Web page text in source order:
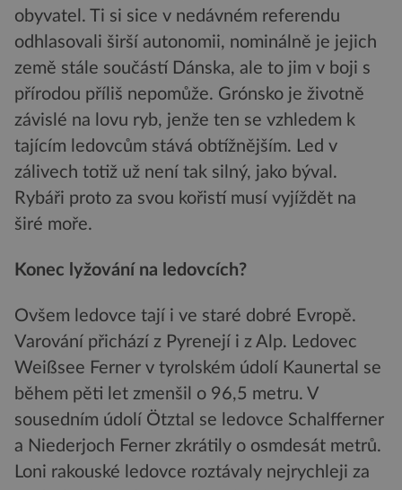
obyvatel. Ti si sice v nedávném referendu
odhlasovali širší autonomii, nominálně je jejich
země stále součástí Dánska, ale to jim v boji s
přírodou příliš nepomůže. Grónsko je životně
závislé na lovu ryb, jenže ten se vzhledem k
tajícím ledovcům stává obtížnějším. Led v
zálivech totiž už není tak silný, jako býval.
Rybáři proto za svou kořistí musí vyjíždět na
širé moře.
Konec lyžování na ledovcích?
Ovšem ledovce tají i ve staré dobré Evropě.
Varování přichází z Pyrenejí i z Alp. Ledovec
Weißsee Ferner v tyrolském údolí Kaunertal se
během pěti let zmenšil o 96,5 metru. V
sousedním údolí Ötztal se ledovce Schalfferner
a Niederjoch Ferner zkrátily o osmdesát metrů.
Loni rakouské ledovce roztávaly nejrychleji za